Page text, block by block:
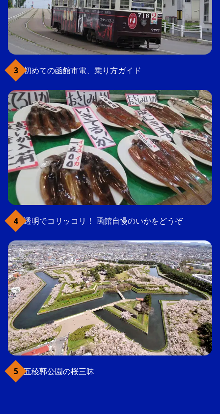
初めての函館市電、乗り方ガイド
透明でコリッコリ！ 函館自慢のいかをどうぞ
五稜郭公園の桜三昧